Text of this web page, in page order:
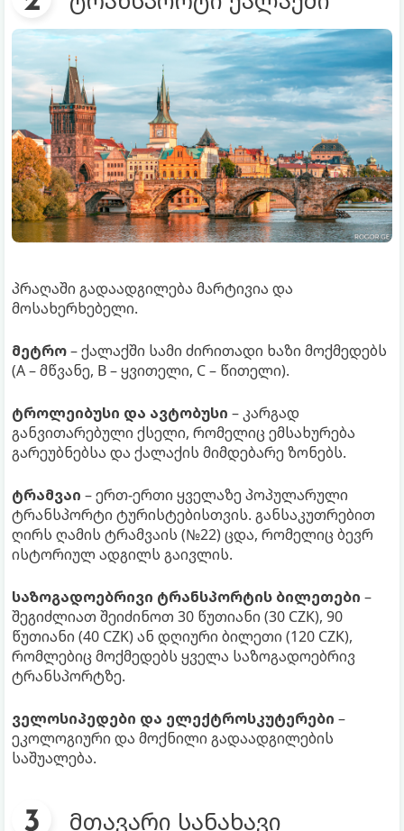
პრაღაში გადაადგილება მარტივია და
მოსახერხებელი.
მეტრო– ქალაქში სამი ძირითადი ხაზი მოქმედებს
(A – მწვანე, B – ყვითელი, C – წითელი).
ტროლეიბუსი და ავტობუსი – კარგად
განვითარებული ქსელი, რომელიც ემსახურება
გარეუბნებსა და ქალაქის მიმდებარე ზონებს.
ტრამვაი – ერთ-ერთი ყველაზე პოპულარული
ტრანსპორტი ტურისტებისთვის. განსაკუთრებით
ღირს ღამის ტრამვაის (№22) ცდა, რომელიც ბევრ
ისტორიულ ადგილს გაივლის.
საზოგადოებრივი ტრანსპორტის ბილეთები –
შეგიძლიათ შეიძინოთ 30 წუთიანი (30 CZK), 90
წუთიანი (40 CZK) ან დღიური ბილეთი (120 CZK),
რომლებიც მოქმედებს ყველა საზოგადოებრივ
ტრანსპორტზე.
ველოსიპედები და ელექტროსკუტერები –
ეკოლოგიური და მოქნილი გადაადგილების
საშუალება.
მთავარი სანახავი